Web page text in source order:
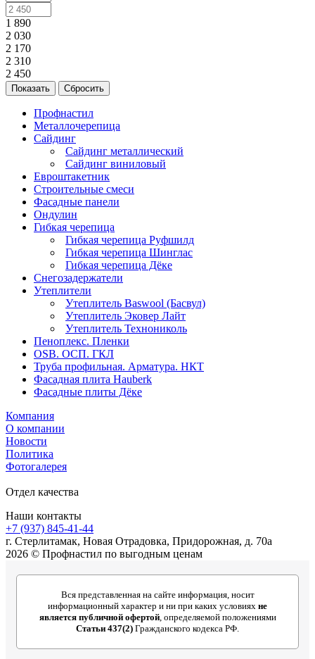
1 890
2 030
2 170
2 310
2 450
Сбросить
Профнастил
Металлочерепица
Сайдинг
Сайдинг металлический
Сайдинг виниловый
Евроштакетник
Строительные смеси
Фасадные панели
Ондулин
Гибкая черепица
Гибкая черепица Руфшилд
Гибкая черепица Шинглас
Гибкая черепица Дёке
Снегозадержатели
Утеплители
Утеплитель Baswool (Басвул)
Утеплитель Эковер Лайт
Утеплитель Технониколь
Пеноплекс. Пленки
OSB. ОСП. ГКЛ
Труба профильная. Арматура. НКТ
Фасадная плита Hauberk
Фасадные плиты Дёке
Компания
О компании
Новости
Политика
Фотогалерея
Отдел качества
Наши контакты
+7 (937) 845-41-44
г. Стерлитамак, Новая Отрадовка, Придорожная, д. 70а
2026 © Профнастил по выгодным ценам
Вся представленная на сайте информация, носит
информационный характер и ни при каких условиях не
является публичной офертой, определяемой положениями
Статьи 437(2) Гражданского кодекса РФ.